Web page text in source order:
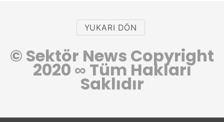
YUKARI DÖN
© Sektör News Copyright
2020 ∞ Tüm Hakları
Saklıdır